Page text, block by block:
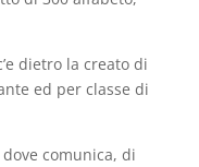
dietro la creato di
ed per classe di
comunica, di